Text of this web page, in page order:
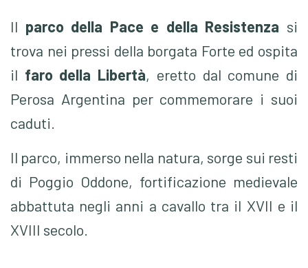
Il parco della Pace e della Resistenza si
trova nei pressi della borgata Forte ed ospita
il faro della Libertà, eretto dal comune di
Perosa Argentina per commemorare i suoi
caduti.
Il parco, immerso nella natura, sorge sui resti
di Poggio Oddone, fortificazione medievale
abbattuta negli anni a cavallo tra il XVII e il
XVIII secolo.